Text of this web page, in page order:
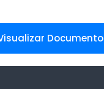
Documento